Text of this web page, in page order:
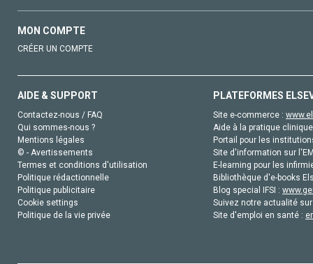
MON COMPTE
CRÉER UN COMPTE
AIDE & SUPPORT
Contactez-nous / FAQ
Qui sommes-nous ?
Mentions légales
© - Avertissements
Termes et conditions d'utilisation
Politique rédactionnelle
Politique publicitaire
Cookie settings
Politique de la vie privée
PLATEFORMES
Site e-commerce :
Aide à la pratique
Portail pour les
Site d'information sur
E-learning pour les
Bibliothèque d'e-books
Blog special IFSI :
Suivez notre actualité
Site d'emploi en santé :